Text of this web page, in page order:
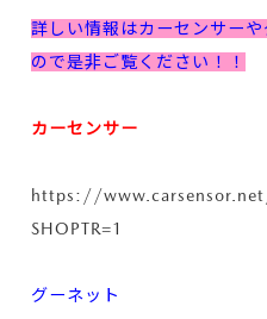
詳しい情報はカーセンサー
ので是非ご覧ください！！
カーセンサー
https://
SHOPTR=1
グーネット